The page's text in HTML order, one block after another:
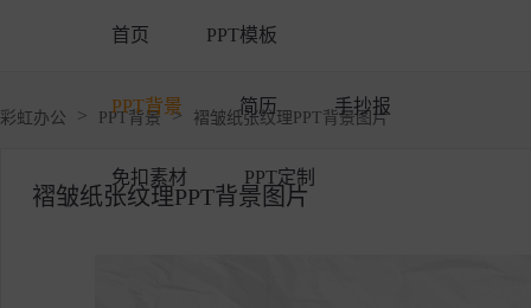
首页 PPT模板
PPT背景 简历 手抄报
免扣素材 PPT定制
彩虹办公 > PPT背景 > 褶皱纸张纹理PPT背景图片
褶皱纸张纹理PPT背景图片